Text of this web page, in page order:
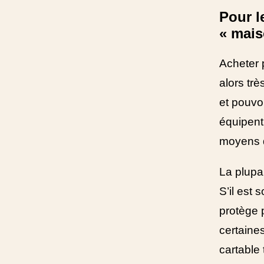
Pour
«
Acheter
alors
et
moyens
La
S’il est
protège
cartable